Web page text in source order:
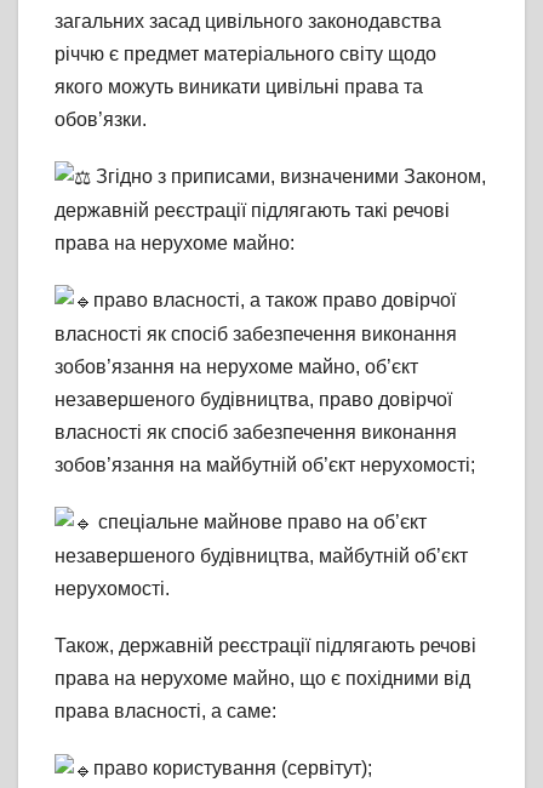
загальних засад цивільного законодавства
річчю є предмет матеріального світу щодо
якого можуть виникати цивільні права та
обов’язки.
Згідно з приписами, визначеними Законом,
державній реєстрації підлягають такі речові
права на нерухоме майно:
право власності, а також право довірчої
власності як спосіб забезпечення виконання
зобов’язання на нерухоме майно, об’єкт
незавершеного будівництва, право довірчої
власності як спосіб забезпечення виконання
зобов’язання на майбутній об’єкт нерухомості;
спеціальне майнове право на об’єкт
незавершеного будівництва, майбутній об’єкт
нерухомості.
Також, державній реєстрації підлягають речові
права на нерухоме майно, що є похідними від
права власності, а саме:
право користування (сервітут);